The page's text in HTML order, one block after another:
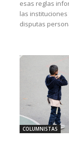
esas reglas
las
disputas
COLUMNISTAS